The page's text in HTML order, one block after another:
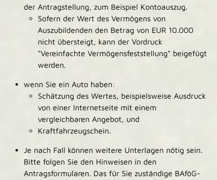
der Antragstellung, zum Beispiel Kontoauszug.
Sofern der Wert des Vermögens von
Auszubildenden den Betrag von EUR 10.000
nicht übersteigt, kann der Vordruck
"Vereinfachte Vermögensfeststellung" beigefügt
werden.
wenn Sie ein Auto haben:
Schätzung des Wertes, beispielsweise Ausdruck
von einer Internetseite mit einem
vergleichbaren Angebot, und
Kraftfahrzeugschein.
Je nach Fall können weitere Unterlagen nötig sein.
Bitte folgen Sie den Hinweisen in den
Antragsformularen. Das für Sie zuständige BAföG-